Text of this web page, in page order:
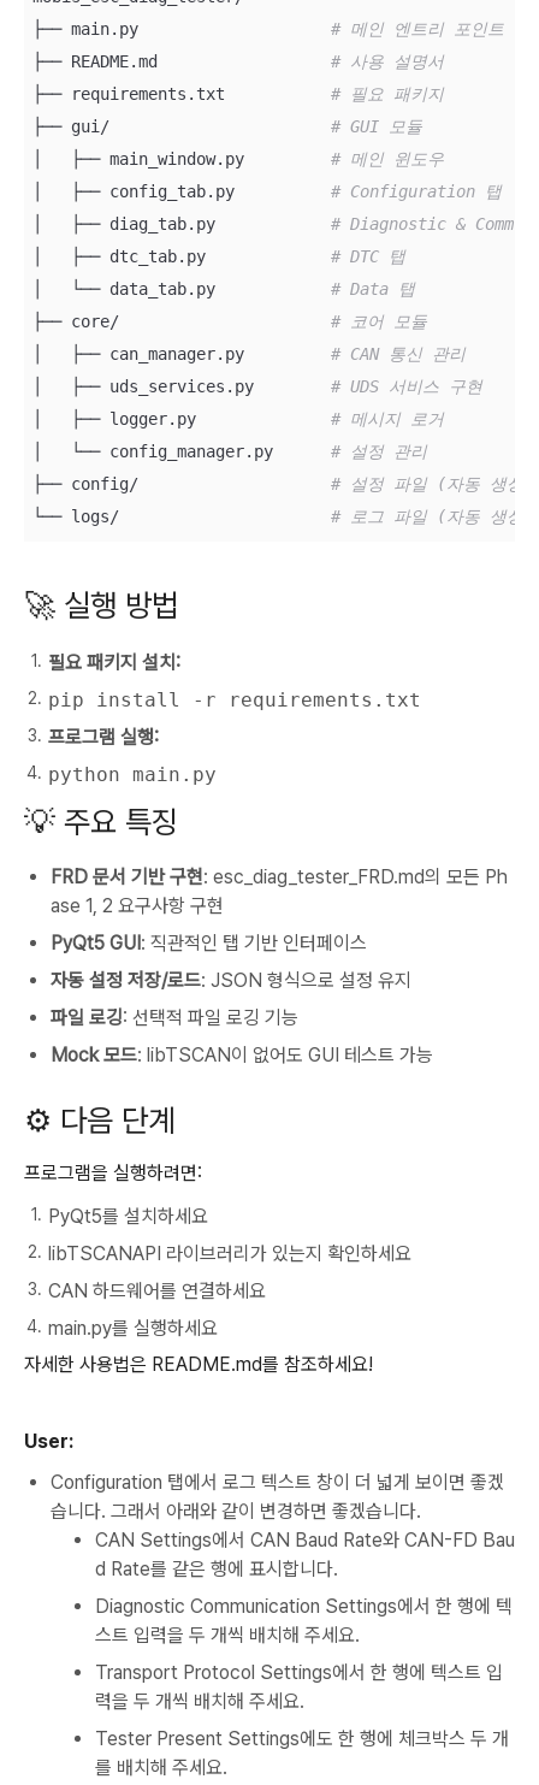
├── main.py # 메인 엔트리 포인트
├── README.md # 사용 설명서
├── requirements.txt # 필요 패키지
├── gui/ # GUI 모듈
│   ├── main_window.py # 메인 윈도우
│   ├── config_tab.py # Configuration 탭
│   ├── diag_tab.py # Diagnostic & Comm 탭
│   ├── dtc_tab.py # DTC 탭
│   └── data_tab.py # Data 탭
├── core/ # 코어 모듈
│   ├── can_manager.py # CAN 통신 관리
│   ├── uds_services.py # UDS 서비스 구현
│   ├── logger.py # 메시지 로거
│   └── config_manager.py # 설정 관리
├── config/ # 설정 파일 (자동 생성)
└── logs/ # 로그 파일 (자동 생성)
🚀 실행 방법
필요 패키지 설치:
pip install -r requirements.txt
프로그램 실행:
python main.py
💡 주요 특징
FRD 문서 기반 구현: esc_diag_tester_FRD.md의 모든 Ph
ase 1, 2 요구사항 구현
PyQt5 GUI: 직관적인 탭 기반 인터페이스
자동 설정 저장/로드: JSON 형식으로 설정 유지
파일 로깅: 선택적 파일 로깅 기능
Mock 모드: libTSCAN이 없어도 GUI 테스트 가능
⚙️ 다음 단계
프로그램을 실행하려면:
PyQt5를 설치하세요
libTSCANAPI 라이브러리가 있는지 확인하세요
CAN 하드웨어를 연결하세요
main.py를 실행하세요
자세한 사용법은 README.md를 참조하세요!
User:
Configuration 탭에서 로그 텍스트 창이 더 넓게 보이면 좋겠
습니다. 그래서 아래와 같이 변경하면 좋겠습니다.
CAN Settings에서 CAN Baud Rate와 CAN-FD Bau
d Rate를 같은 행에 표시합니다.
Diagnostic Communication Settings에서 한 행에 텍
스트 입력을 두 개씩 배치해 주세요.
Transport Protocol Settings에서 한 행에 텍스트 입
력을 두 개씩 배치해 주세요.
Tester Present Settings에도 한 행에 체크박스 두 개
를 배치해 주세요.